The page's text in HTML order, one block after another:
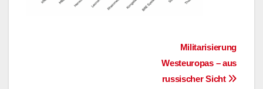
BeitragsnavigationMilitarisierung
Westeuropas – aus
russischer Sicht